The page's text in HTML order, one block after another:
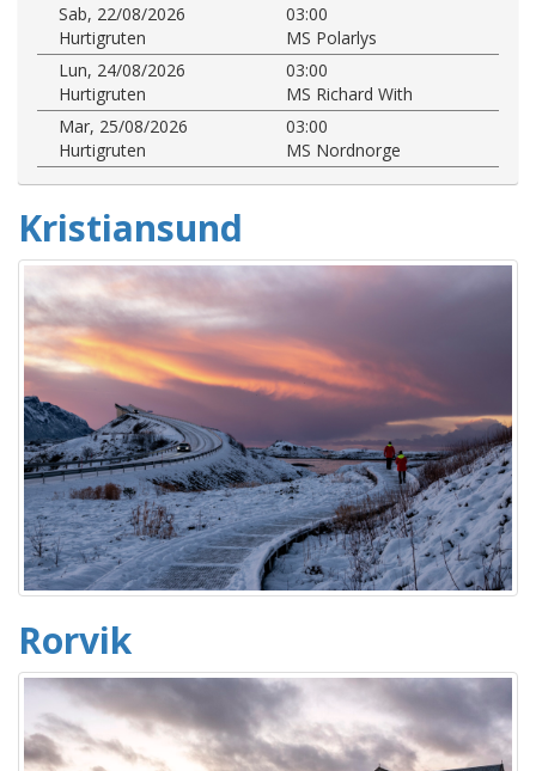
Sab, 22/08/2026
03:00
Hurtigruten
MS Polarlys
Lun, 24/08/2026
03:00
Hurtigruten
MS Richard With
Mar, 25/08/2026
03:00
Hurtigruten
MS Nordnorge
Kristiansund
Rorvik